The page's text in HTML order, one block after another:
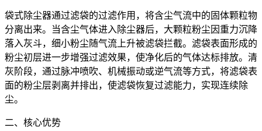
袋式除尘器通过滤袋的过滤作用，将含尘气流中的固体颗粒物
分离出来。当含尘气体进入除尘器后，大颗粒粉尘因重力沉降
落入灰斗，细小粉尘随气流上升被滤袋拦截。滤袋表面形成的
粉尘初层进一步增强过滤效果，使净化后的气体达标排放。清
灰阶段，通过脉冲喷吹、机械振动或逆气流等方式，将滤袋表
面的粉尘层剥离并排出，使滤袋恢复过滤能力，实现连续除
尘。
二、核心优势